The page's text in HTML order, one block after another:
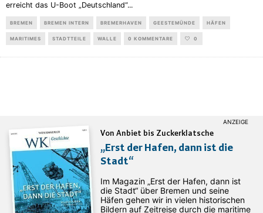
erreicht das U-Boot „Deutschland“...
BREMEN BREMEN INTERN BREMERHAVEN GEESTEMÜNDE HÄFEN
MARITIMES STADTTEILE WALLE 0 KOMMENTARE 0
Von Anbiet bis Zuckerklatsche
„Erst der Hafen, dann ist die
Stadt“
Im Magazin „Erst der Hafen, dann ist
die Stadt“ über Bremen und seine
Häfen gehen wir in vielen historischen
Bildern auf Zeitreise durch die maritime